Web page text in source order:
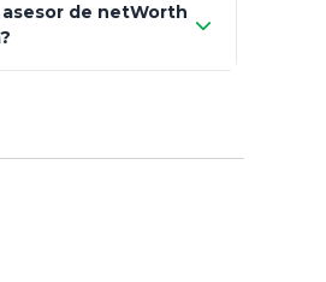
totalmente
asesor de netWorth
reasigna